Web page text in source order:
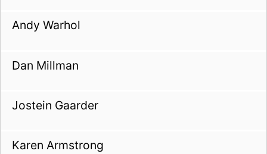
Andy Warhol
Dan Millman
Jostein Gaarder
Karen Armstrong